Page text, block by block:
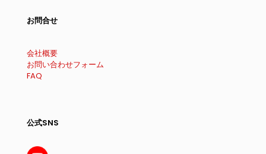
お問合せ
会社概要
お問い合わせフォーム
FAQ
公式SNS